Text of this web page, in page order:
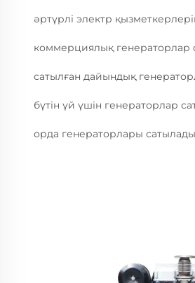
әртүрлі электр
коммерциялық генераторлар
сатылған дайындық
бүтін үй үшін генераторлар
орда генераторлары сатылады